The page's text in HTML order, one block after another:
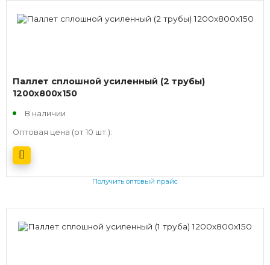
Паллет сплошной усиленный (2 трубы)
1200х800х150
В наличии
Оптовая цена (от 10 шт.):
Получить оптовый прайс